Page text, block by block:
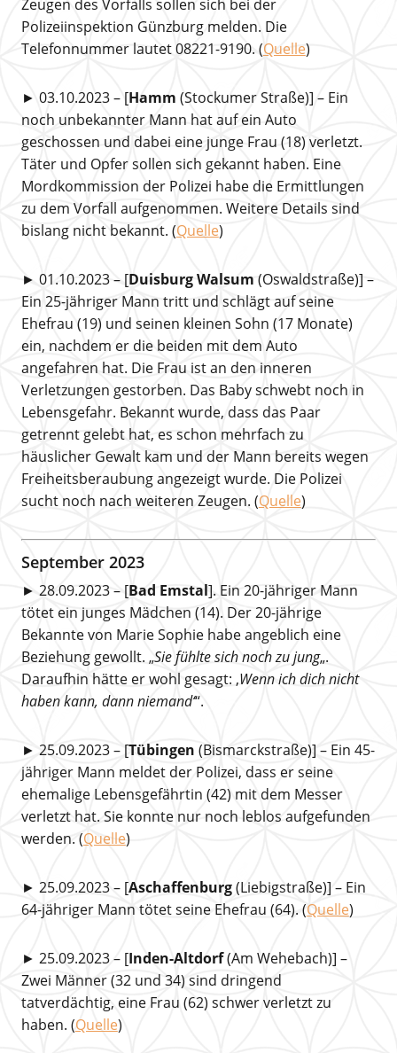
Zeugen des Vorfalls sollen sich bei der
Polizeiinspektion Günzburg melden. Die
Telefonnummer lautet 08221-9190. (Quelle)
► 03.10.2023 – [Hamm (Stockumer Straße)] – Ein
noch unbekannter Mann hat auf ein Auto
geschossen und dabei eine junge Frau (18) verletzt.
Täter und Opfer sollen sich gekannt haben. Eine
Mordkommission der Polizei habe die Ermittlungen
zu dem Vorfall aufgenommen. Weitere Details sind
bislang nicht bekannt. (Quelle)
► 01.10.2023 – [Duisburg Walsum (Oswaldstraße)] –
Ein 25-jähriger Mann tritt und schlägt auf seine
Ehefrau (19) und seinen kleinen Sohn (17 Monate)
ein, nachdem er die beiden mit dem Auto
angefahren hat. Die Frau ist an den inneren
Verletzungen gestorben. Das Baby schwebt noch in
Lebensgefahr. Bekannt wurde, dass das Paar
getrennt gelebt hat, es schon mehrfach zu
häuslicher Gewalt kam und der Mann bereits wegen
Freiheitsberaubung angezeigt wurde. Die Polizei
sucht noch nach weiteren Zeugen. (Quelle)
September 2023
► 28.09.2023 – [Bad Emstal]. Ein 20-jähriger Mann
tötet ein junges Mädchen (14). Der 20-jährige
Bekannte von Marie Sophie habe angeblich eine
Beziehung gewollt. „Sie fühlte sich noch zu jung„.
Daraufhin hätte er wohl gesagt: ‚Wenn ich dich nicht
haben kann, dann niemand‘“.
► 25.09.2023 – [Tübingen (Bismarckstraße)] – Ein 45-
jähriger Mann meldet der Polizei, dass er seine
ehemalige Lebensgefährtin (42) mit dem Messer
verletzt hat. Sie konnte nur noch leblos aufgefunden
werden. (Quelle)
► 25.09.2023 – [Aschaffenburg(Liebigstraße)] – Ein
64-jähriger Mann tötet seine Ehefrau (64). (Quelle)
► 25.09.2023 – [Inden-Altdorf(Am Wehebach)] –
Zwei Männer (32 und 34) sind dringend
tatverdächtig, eine Frau (62) schwer verletzt zu
haben. (Quelle)